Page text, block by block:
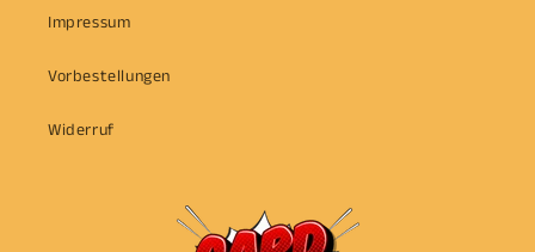
Impressum
Vorbestellungen
Widerruf